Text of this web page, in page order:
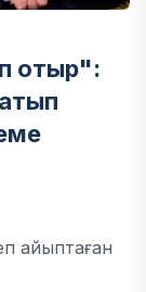
отыр":
айыптаған